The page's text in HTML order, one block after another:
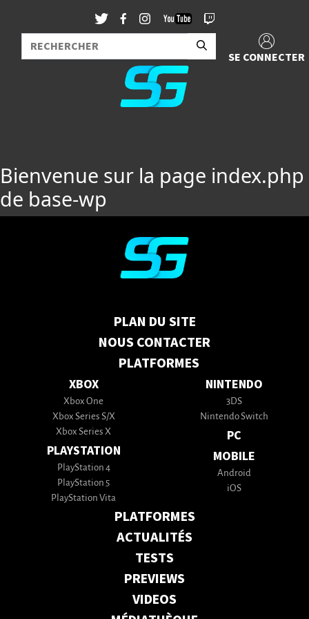
SE CONNECTER
Bienvenue sur la page index.php
de base-wp
PLAN DU SITE
NOUS CONTACTER
PLATFORMES
XBOX
Xbox One
Xbox Series S/X
Xbox Series X
PLAYSTATION
PlayStation 4
PlayStation 5
PlayStation Vita
NINTENDO
3DS
Nintendo Switch
PC
MOBILE
Android
iOS
PLATFORMES
ACTUALITÉS
TESTS
PREVIEWS
VIDEOS